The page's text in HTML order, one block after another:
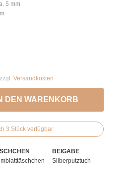
5 mm
Versandkosten
DEN WARENKORB
3 Stück verfügbar
BEIGABE
Silberputztuch